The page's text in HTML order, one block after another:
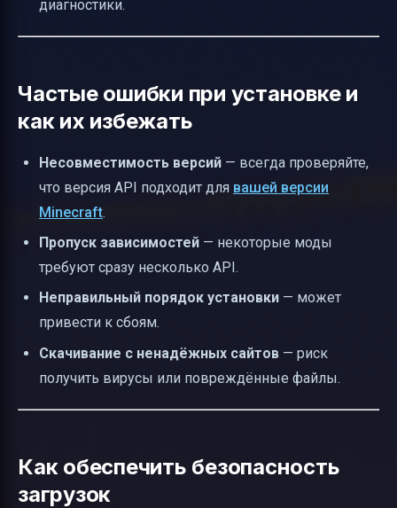
диагностики.
Частые ошибки при установке и
как их избежать
Несовместимость версий — всегда проверяйте,
что версия API подходит для вашей версии
Minecraft.
Пропуск зависимостей — некоторые моды
требуют сразу несколько API.
Неправильный порядок установки — может
привести к сбоям.
Скачивание с ненадёжных сайтов — риск
получить вирусы или повреждённые файлы.
Как обеспечить безопасность
загрузок